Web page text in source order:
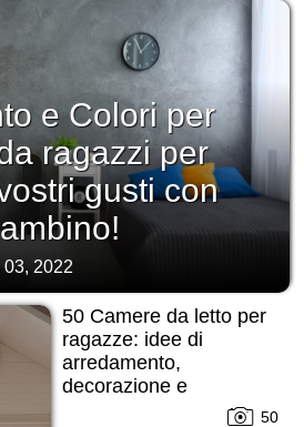
e Colori per
ragazzi per
gusti con
03, 2022
50 Camere da letto per
ragazze: idee di
arredamento,
decorazione e
suddivisione in zone!
50